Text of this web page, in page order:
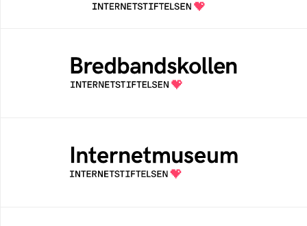
Bredbandskollen är ett oberoende
konsumentverktyg som drivs av
Internetstiftelsen
Ett digitalt museum som byggts, och kureras
av Internetstiftelsen